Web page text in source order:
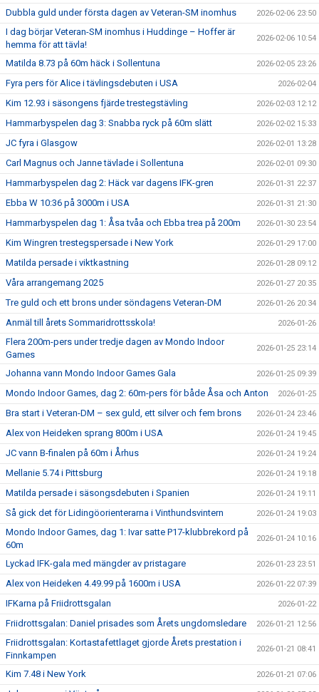
Dubbla guld under första dagen av Veteran-SM inomhus 2026-02-06 23:50
I dag börjar Veteran-SM inomhus i Huddinge – Hoffer är
hemma för att tävla!
2026-02-06 10:54
Matilda 8.73 på 60m häck i Sollentuna 2026-02-05 23:26
Fyra pers för Alice i tävlingsdebuten i USA 2026-02-04
Kim 12.93 i säsongens fjärde trestegstävling 2026-02-03 12:12
Hammarbyspelen dag 3: Snabba ryck på 60m slätt 2026-02-02 15:33
JC fyra i Glasgow 2026-02-01 13:28
Carl Magnus och Janne tävlade i Sollentuna 2026-02-01 09:30
Hammarbyspelen dag 2: Häck var dagens IFK-gren 2026-01-31 22:37
Ebba W 10:36 på 3000m i USA 2026-01-31 21:30
Hammarbyspelen dag 1: Åsa tvåa och Ebba trea på 200m 2026-01-30 23:54
Kim Wingren trestegspersade i New York 2026-01-29 17:00
Matilda persade i viktkastning 2026-01-28 09:12
Våra arrangemang 2025 2026-01-27 20:35
Tre guld och ett brons under söndagens Veteran-DM 2026-01-26 20:34
Anmäl till årets Sommaridrottsskola! 2026-01-26
Flera 200m-pers under tredje dagen av Mondo Indoor
Games
2026-01-25 23:14
Johanna vann Mondo Indoor Games Gala 2026-01-25 09:39
Mondo Indoor Games, dag 2: 60m-pers för både Åsa och Anton 2026-01-25
Bra start i Veteran-DM – sex guld, ett silver och fem brons 2026-01-24 23:46
Alex von Heideken sprang 800m i USA 2026-01-24 19:45
JC vann B-finalen på 60m i Århus 2026-01-24 19:24
Mellanie 5.74 i Pittsburg 2026-01-24 19:18
Matilda persade i säsongsdebuten i Spanien 2026-01-24 19:11
Så gick det för Lidingöorienterarna i Vinthundsvintern 2026-01-24 19:03
Mondo Indoor Games, dag 1: Ivar satte P17-klubbrekord på
60m
2026-01-24 10:16
Lyckad IFK-gala med mängder av pristagare 2026-01-23 23:51
Alex von Heideken 4.49.99 på 1600m i USA 2026-01-22 07:39
IFKarna på Friidrottsgalan 2026-01-22
Friidrottsgalan: Daniel prisades som Årets ungdomsledare 2026-01-21 12:56
Friidrottsgalan: Kortastafettlaget gjorde Årets prestation i
Finnkampen
2026-01-21 08:41
Kim 7.48 i New York 2026-01-21 07:06